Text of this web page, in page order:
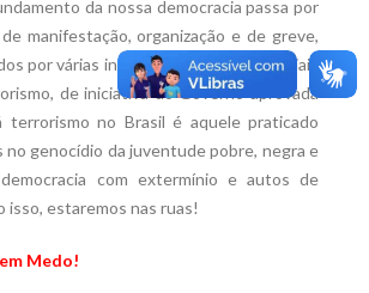
da nossa democracia passa por
manifestação, organização e de greve,
por várias inciativas  políticas e judiciais
de iniciativa do Governo aprovada
terrorismo no Brasil é aquele praticado
no genocídio da juventude pobre, negra e
com extermínio e autos de
estaremos nas ruas!
Medo!